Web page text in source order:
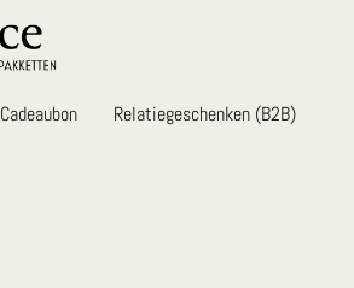
Cadeaubon Relatiegeschenken (B2B)